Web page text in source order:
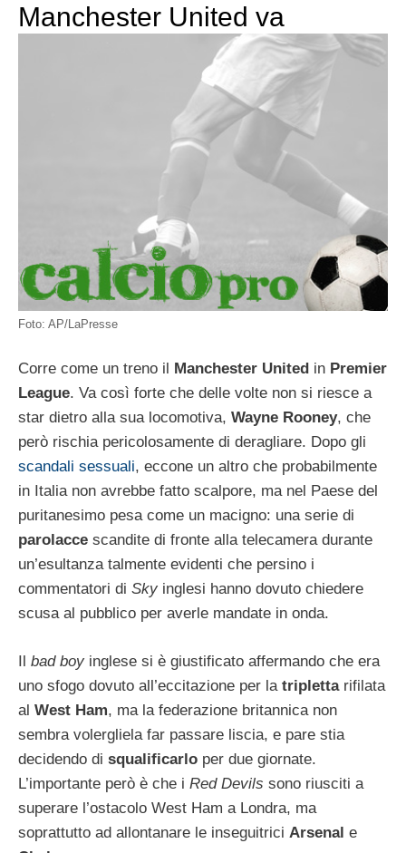
Manchester United va
Foto: AP/LaPresse
Corre come un treno il Manchester United in Premier
League. Va così forte che delle volte non si riesce a
star dietro alla sua locomotiva, Wayne Rooney, che
però rischia pericolosamente di deragliare. Dopo gli
scandali sessuali, eccone un altro che probabilmente
in Italia non avrebbe fatto scalpore, ma nel Paese del
puritanesimo pesa come un macigno: una serie di
parolacce scandite di fronte alla telecamera durante
un’esultanza talmente evidenti che persino i
commentatori di Sky inglesi hanno dovuto chiedere
scusa al pubblico per averle mandate in onda.
Il bad boy inglese si è giustificato affermando che era
uno sfogo dovuto all’eccitazione per la triplettarifilata
al West Ham, ma la federazione britannica non
sembra volergliela far passare liscia, e pare stia
decidendo di squalificarlo per due giornate.
L’importante però è che i Red Devils sono riusciti a
superare l’ostacolo West Ham a Londra, ma
soprattutto ad allontanare le inseguitrici Arsenal e